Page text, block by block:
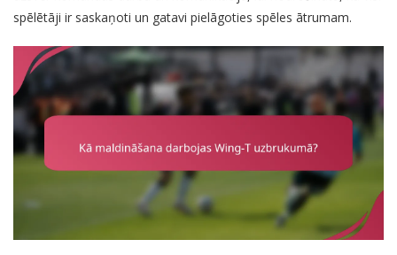
spēlētāji ir saskaņoti un gatavi pielāgoties spēles ātrumam.